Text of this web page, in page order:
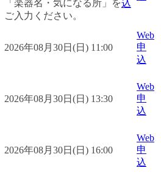
「楽器名・気になる所」を
ご入力ください。
込
2026年08月30日(日) 11:00
Web
申
込
2026年08月30日(日) 13:30
Web
申
込
2026年08月30日(日) 16:00
Web
申
込